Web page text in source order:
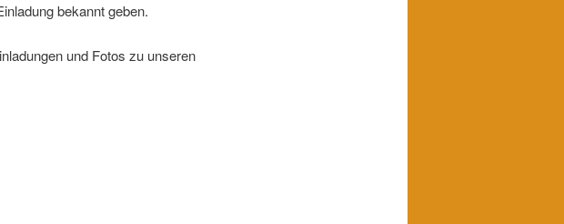
bekannt geben.
und Fotos zu unseren